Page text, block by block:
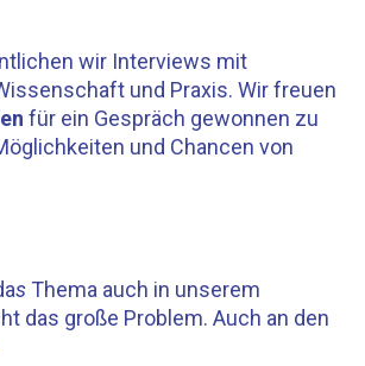
wir Interviews mit
und Praxis. Wir freuen
für ein Gespräch gewonnen zu
und Chancen von
s Thema auch in unserem
das große Problem. Auch an den